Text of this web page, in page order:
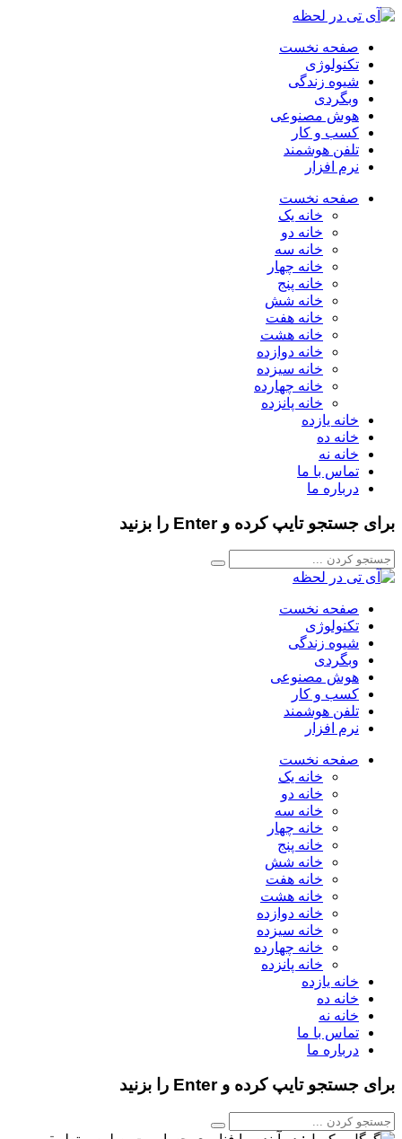
صفحه نخست
تکنولوژی
شیوه زندگی
وبگردی
هوش مصنوعی
کسب و کار
تلفن هوشمند
نرم افزار
صفحه نخست
خانه یک
خانه دو
خانه سه
خانه چهار
خانه پنج
خانه شش
خانه هفت
خانه هشت
خانه دوازده
خانه سیزده
خانه چهارده
خانه پانزده
خانه یازده
خانه ده
خانه نه
تماس با ما
درباره ما
برای جستجو تایپ کرده و Enter را بزنید
صفحه نخست
تکنولوژی
شیوه زندگی
وبگردی
هوش مصنوعی
کسب و کار
تلفن هوشمند
نرم افزار
صفحه نخست
خانه یک
خانه دو
خانه سه
خانه چهار
خانه پنج
خانه شش
خانه هفت
خانه هشت
خانه دوازده
خانه سیزده
خانه چهارده
خانه پانزده
خانه یازده
خانه ده
خانه نه
تماس با ما
درباره ما
برای جستجو تایپ کرده و Enter را بزنید